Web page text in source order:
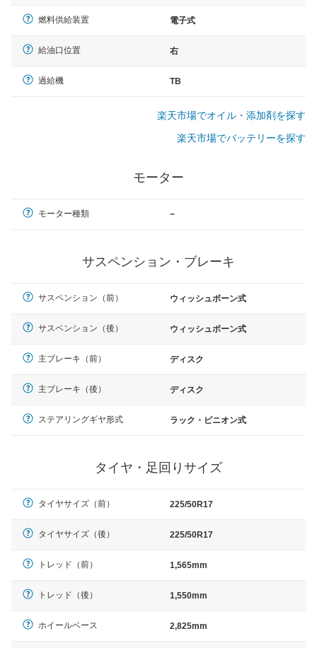
燃料供給装置 電子式
給油口位置 右
過給機 TB
楽天市場でオイル・添加剤を探す
楽天市場でバッテリーを探す
モーター
モーター種類 −
サスペンション・ブレーキ
サスペンション（前） ウィッシュボーン式
サスペンション（後） ウィッシュボーン式
主ブレーキ（前） ディスク
主ブレーキ（後） ディスク
ステアリングギヤ形式 ラック・ピニオン式
タイヤ・足回りサイズ
タイヤサイズ（前） 225/50R17
タイヤサイズ（後） 225/50R17
トレッド（前） 1,565mm
トレッド（後） 1,550mm
ホイールベース 2,825mm